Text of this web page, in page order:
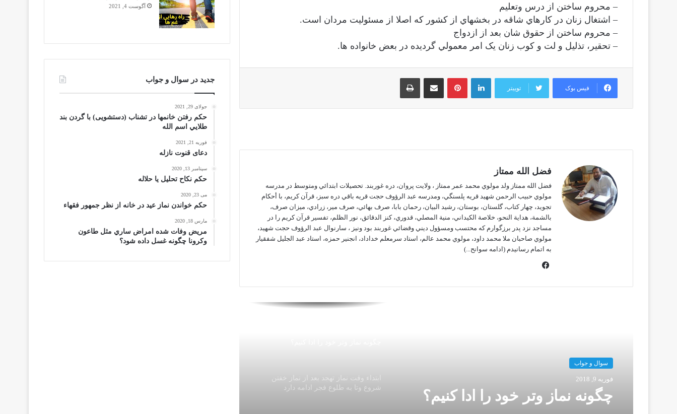
– محروم ساختن از درس وتعليم
– اشتغال زنان در كارهاي شاقه در بخشهاي از كشور كه اصلا از مسئوليت مردان است.
– محروم ساختن از حقوق شان بعد از ازدواج
– تحقير، تذليل و لت و کوب زنان يک امر معمولي گرديده در بعض خانواده ها.
فیس بوک توییتر
لینکدین ‫پین‌ترست اشتراک گذاری از طریق ایمیل
فضل الله ممتاز
فضل الله ممتاز ولد مولوي محمد عمر ممتاز ، ولايت پروان، دره غوربند. تحصيلات ابتدائي ومتوسط در مدرسه
مولوي حبيب الرحمن شهيد قريه پلسنگي، ومدرسه عبد الرؤوف حجت قريه باقي دره سبز، قرآن كريم، با أحكام
تجويد، چهار كتاب، گلستان، بوستان، رشيد البيان، رحمان بابا، صرف بهائي، صرف مير، زرادي، ميزان صرف،
بالشمة، هداية النحو، خلاصة الكيداني، منیة المصلي، قدوري، كنز الدقائق، نور الظلم، تفسير قرآن كريم را در
مساجد نزد پدر برزگوارم كه محتسب ومسؤول ديني وقضائي غوربند بود ونيز ، سارنوال عبد الرؤوف حجت شهيد،
مولوي صاحبان ملا محمد داود، مولوي محمد عالم، استاد سرمعلم خداداد، انجنير حمزه، استاد عبد الجليل شفقيار
به اتمام رسانيدم (ادامه سوانح...)
س
سوال و جواب
فوریه 9, 2018
چگونه نماز وتر خود را ادا كنيم؟
برگشت مسافر اساس شرعي ندارد بلكه
خوردنش جائز است ؟
خوابيدن بر روي شكم مكروه است
همسر!
ابتداء وقت نماز تهجد بعد از نماز خفتن
شروع وتا به طلوع فجر ادامه دارد
آگوست 4, 2021
جدید در سوال و جواب
جولای 29, 2021
حکم رفتن خانمها در تشناب (دستشویی) با گردن بند
طلايي اسم الله
فوریه 21, 2021
دعای قنوت نازله
سپتامبر 13, 2020
حکم نکاح تحلیل یا حلاله
می 23, 2020
حكم خواندن نماز عيد در خانه از نظر جمهور فقهاء
مارس 18, 2020
مریض وفات شده امراض ساري مثل طاعون
وكرونا چگونه غسل داده شود؟